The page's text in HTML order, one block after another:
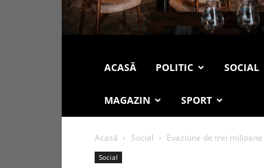
ACASĂ POLITIC SOCIAL
MAGAZIN SPORT
Acasă Social Evaziune de trei
Social